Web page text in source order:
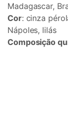
Madagascar,
Cor: cinza
Nápoles, lilás
Composição